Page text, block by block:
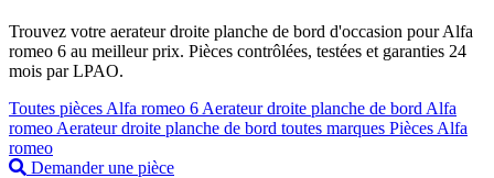
Trouvez votre aerateur droite planche de bord d'occasion pour Alfa
romeo 6 au meilleur prix. Pièces contrôlées, testées et garanties 24
mois par LPAO.
Toutes pièces Alfa romeo 6 Aerateur droite planche de bord Alfa
romeo Aerateur droite planche de bord toutes marques Pièces Alfa
romeo
Demander une pièce